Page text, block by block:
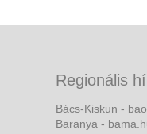
Regionális
Bács-Kiskun -
Baranya -